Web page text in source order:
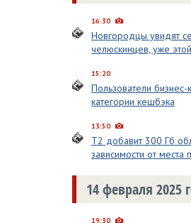
16:30
Новгородцы увидят
челюскинцев, уже
15:20
Пользователи
категории кешбэка
13:50
Т2 добавит 300 Гб
зависимости от места
14 февраля 2025
19:30